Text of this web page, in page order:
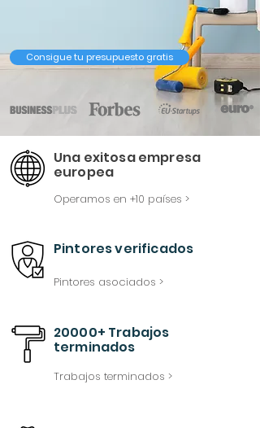
Consigue tu presupuesto gratis
Una exitosa empresa
europea
Operamos en +10 países >
Pintores verificados
Pintores asociados >
20000+ Trabajos
terminados
Trabajos terminados >